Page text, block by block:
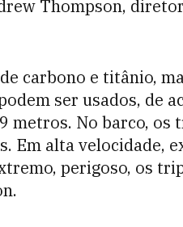
Thompson,
carbono e titânio,
ser usados, de
metros. No barco,
Em alta velocidade,
perigoso, os